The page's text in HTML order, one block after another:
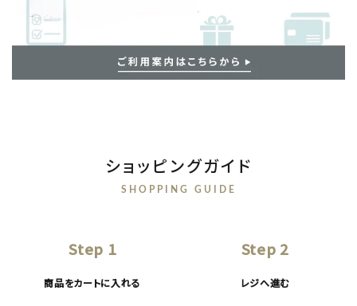
ショッピングガイド
SHOPPING GUIDE
Step 1
商品をカートに入れる
Step 2
レジへ進む